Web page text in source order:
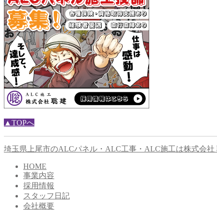
▲TOPへ
埼玉県上尾市のALCパネル・ALC工事・ALC施工は株式会社
HOME
事業内容
採用情報
スタッフ日記
会社概要